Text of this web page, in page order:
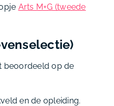
Arts M+G (tweede
beoordeeld op de
en de opleiding.